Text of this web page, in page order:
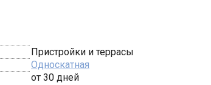
Пристройки и террасы
Односкатная
от 30 дней